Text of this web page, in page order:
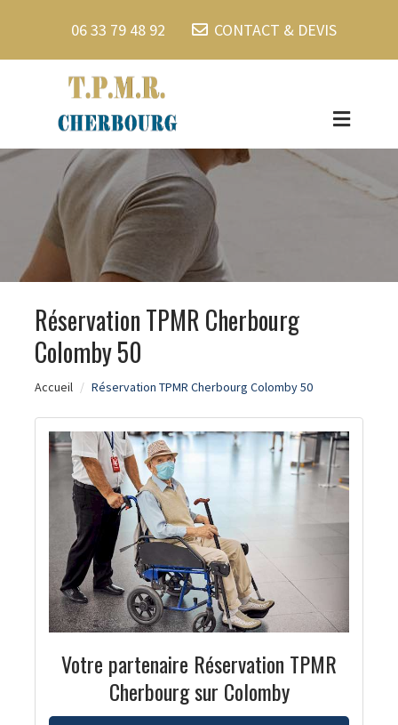
06 33 79 48 92 CONTACT & DEVIS
Réservation TPMR Cherbourg
Colomby 50
Accueil Réservation TPMR Cherbourg Colomby 50
Votre partenaire Réservation TPMR
Cherbourg sur Colomby